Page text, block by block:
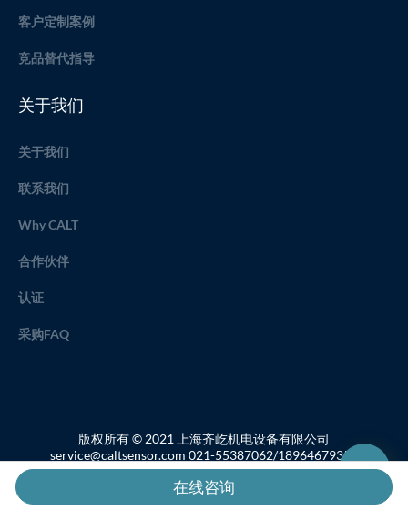
客户定制案例
竞品替代指导
关于我们
关于我们
联系我们
Why CALT
合作伙伴
认证
采购FAQ
版权所有 © 2021 上海齐屹机电设备有限公司
service@caltsensor.com 021-55387062/18964679357
备案号：沪ICP备19033459号-2
在线咨询